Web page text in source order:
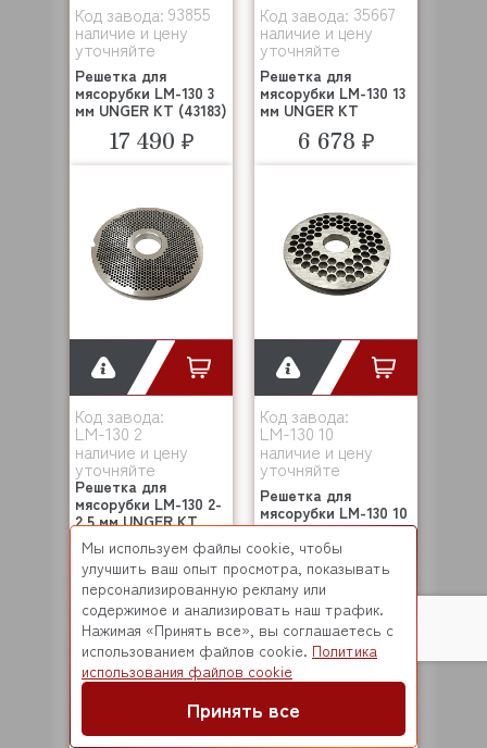
Код завода: 93855
наличие и цену
уточняйте
Решетка для
мясорубки LM-130 3
мм UNGER KT (43183)
17 490 ₽
Код завода: 35667
наличие и цену
уточняйте
Решетка для
мясорубки LM-130 13
мм UNGER KT
6 678 ₽
Код завода:
LM-130 2
наличие и цену
уточняйте
Решетка для
мясорубки LM-130 2-
2,5 мм UNGER KT
(47367)
14 469 ₽
Код завода:
LM-130 10
наличие и цену
уточняйте
Решетка для
мясорубки LM-130 10
мм UNGER KT
10 016 ₽
Мы используем файлы cookie, чтобы
улучшить ваш опыт просмотра, показывать
персонализированную рекламу или
содержимое и анализировать наш трафик.
Нажимая «Принять все», вы соглашаетесь с
использованием файлов cookie. Политика
использования файлов cookie
Принять все